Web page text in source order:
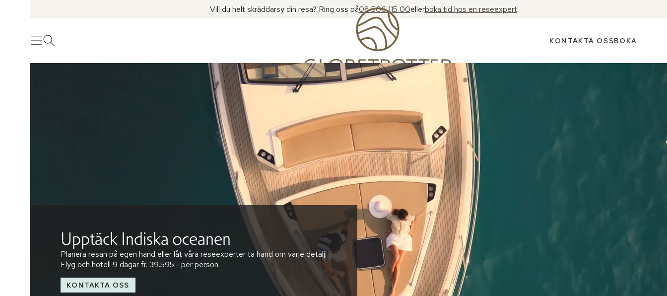
Vill du helt skräddarsy din resa? Ring oss på08 506 115 00ellerboka tid hos en reseexpert
MenyÖppna sök KONTAKTA OSSBOKA
Upptäck Indiska oceanen
Planera resan på egen hand eller låt våra reseexperter ta hand om varje detalj.
Flyg och hotell 9 dagarfr. 39.595:- per person.
KONTAKTA OSS